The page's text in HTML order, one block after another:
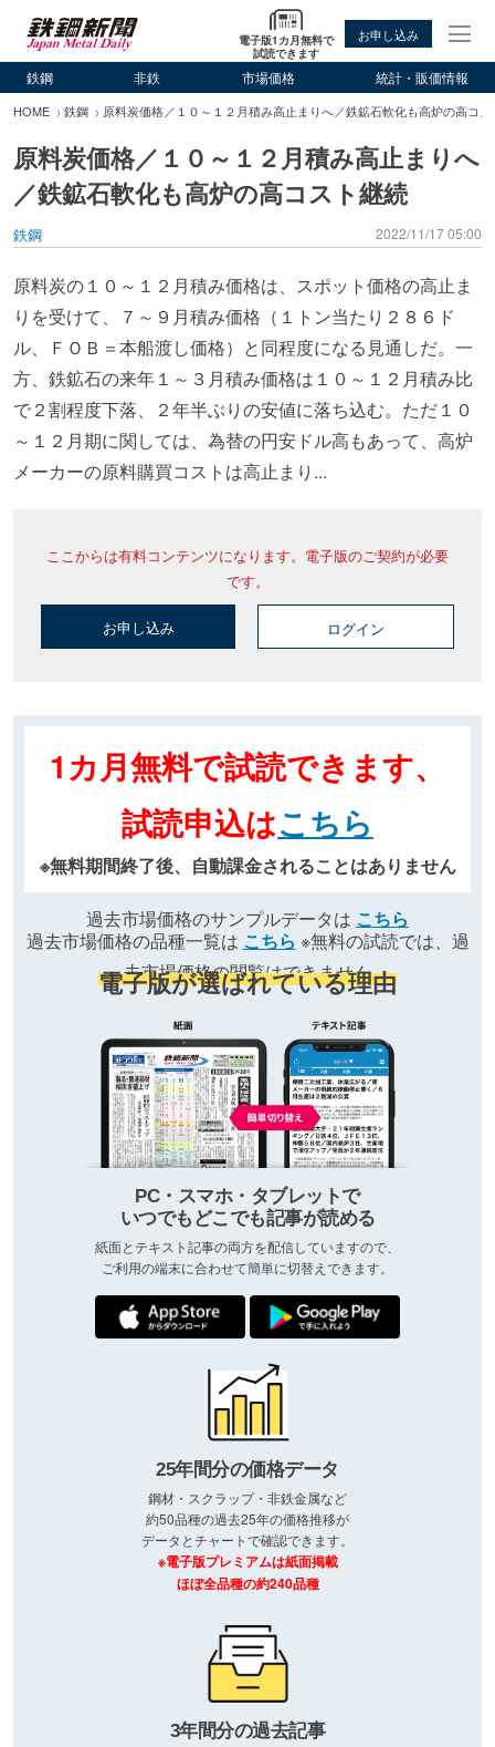
電子版1カ月無料で
試読できます
お申し込み
鉄鋼 非鉄 市場価格 統計・販価情報
HOME 鉄鋼 原料炭価格／１０～１２月積み高止まりへ／鉄鉱石軟化も高炉の高コ
原料炭価格／１０～１２月積み高止まりへ
／鉄鉱石軟化も高炉の高コスト継続
鉄鋼 2022/11/17 05:00
原料炭の１０～１２月積み価格は、スポット価格の高止ま
りを受けて、７～９月積み価格（１トン当たり２８６ド
ル、ＦＯＢ＝本船渡し価格）と同程度になる見通しだ。一
方、鉄鉱石の来年１～３月積み価格は１０～１２月積み比
で２割程度下落、２年半ぶりの安値に落ち込む。ただ１０
～１２月期に関しては、為替の円安ドル高もあって、高炉
メーカーの原料購買コストは高止まり...
ここからは有料コンテンツになります。電子版のご契約が必要
です。
お申し込み ログイン
1カ月無料で試読できます、
試読申込はこちら
※無料期間終了後、自動課金されることはありません
過去市場価格のサンプルデータは こちら
過去市場価格の品種一覧は こちら ※無料の試読では、過
去市場価格の閲覧はできません
電子版が選ばれている理由
PC・スマホ・タブレットで
いつでもどこでも記事が読める
紙面とテキスト記事の両方を配信していますので、
ご利用の端末に合わせて簡単に切替えできます。
25年間分の価格データ
鋼材・スクラップ・非鉄金属など
約50品種の過去25年の価格推移が
データとチャートで確認できます。
※電子版プレミアムは紙面掲載
ほぼ全品種の約240品種
3年間分の過去記事